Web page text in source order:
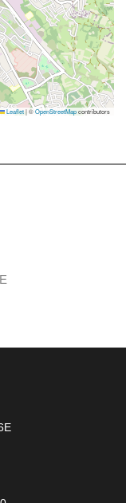
Leaflet|©OpenStreetMapcontributors